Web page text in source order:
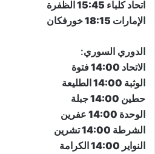
اتحاد كلباء 15:45 الظفرة
الإمارات 18:15 خورفكان
الدوري السوري:
الاتحاد 14:00 فتوة
الوثبة 14:00 الطليعة
حطين 14:00 جبلة
الوحدة 14:00 عفرين
الشرطة 14:00 تشرين
النواير 14:00 الكرامة